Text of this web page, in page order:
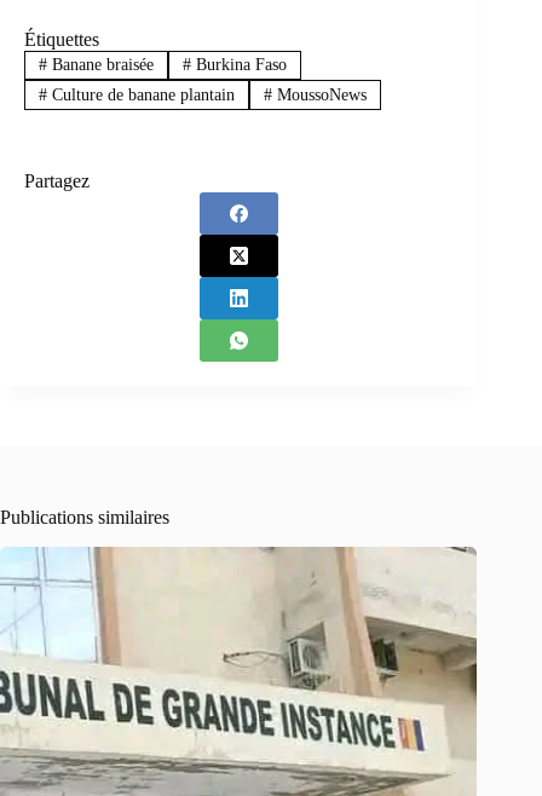
Étiquettes
#Banane braisée #Burkina Faso
#Culture de banane plantain #MoussoNews
Partagez
Publications similaires